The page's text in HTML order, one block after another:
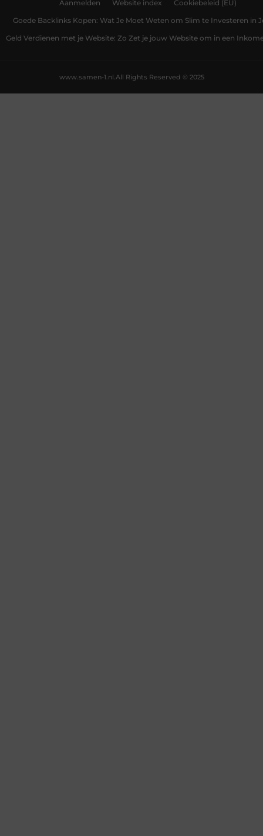
Aanmelden Website index Cookiebeleid (EU)
Goede Backlinks Kopen: Wat Je Moet Weten om Slim te Investeren in
Geld Verdienen met je Website: Zo Zet je jouw Website om in een
All Rights Reserved © 2025
www.samen-1.nl.